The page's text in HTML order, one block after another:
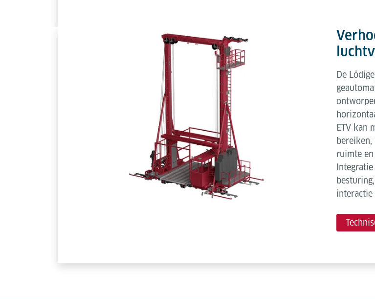
De
ETV kan
ruimte
interactie